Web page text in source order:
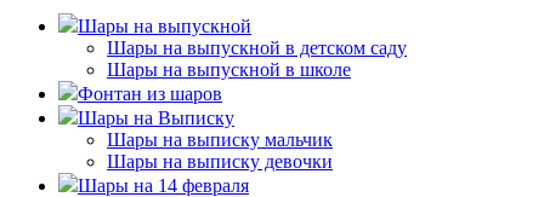
Шары на выпускной
Шары на выпускной в детском саду
Шары на выпускной в школе
Фонтан из шаров
Шары на Выписку
Шары на выписку мальчик
Шары на выписку девочки
Шары на 14 февраля